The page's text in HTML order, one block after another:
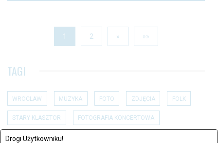
Drogi Użytkowniku!
1 2 » »»
TAGI
WROCLAW MUZYKA FOTO ZDJĘCIA FOLK
STARY KLASZTOR FOTOGRAFIA KONCERTOWA
KONCERTY WE WROCLAWIU